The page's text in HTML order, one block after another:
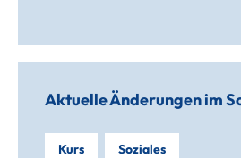
Aktuelle Änderungen im
Kurs Soziales